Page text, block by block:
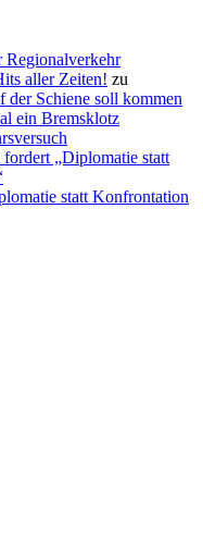
Regionalverkehr
aller Zeiten! zu
der Schiene soll kommen
ein Bremsklotz
fordert „Diplomatie statt
statt Konfrontation